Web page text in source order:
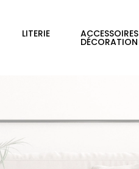
LITERIE
DÉCORATION